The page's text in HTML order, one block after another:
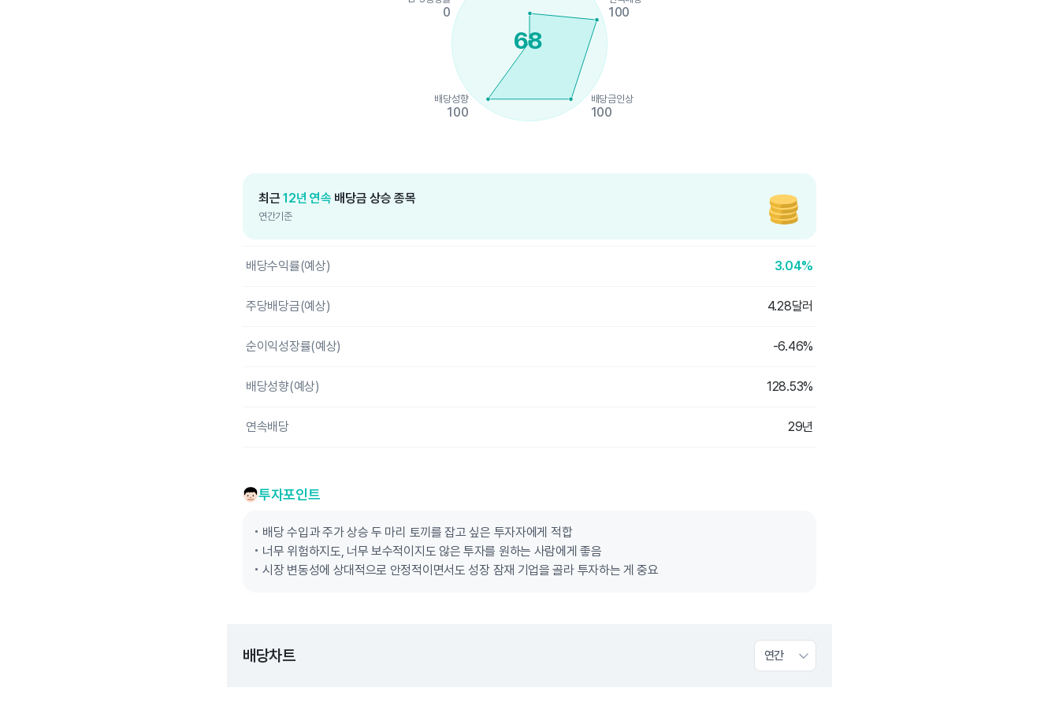
68
100
배당금인상
100
배당성향
100
0
최근12년 연속 배당금 상승 종목
연간기준
배당수익률(예상) 3.04%
주당배당금(예상) 4.28달러
순이익성장률(예상) -6.46%
배당성향(예상) 128.53%
연속배당 29년
투자포인트
배당 수입과 주가 상승 두 마리 토끼를 잡고 싶은 투자자에게 적합
너무 위험하지도, 너무 보수적이지도 않은 투자를 원하는 사람에게 좋음
시장 변동성에 상대적으로 안정적이면서도 성장 잠재 기업을 골라 투자하는 게 중요
배당차트 연간